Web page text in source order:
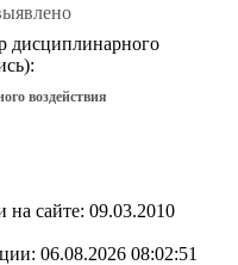
дисциплинарного
воздействия
на сайте: 09.03.2010
06.08.2026 08:02:51